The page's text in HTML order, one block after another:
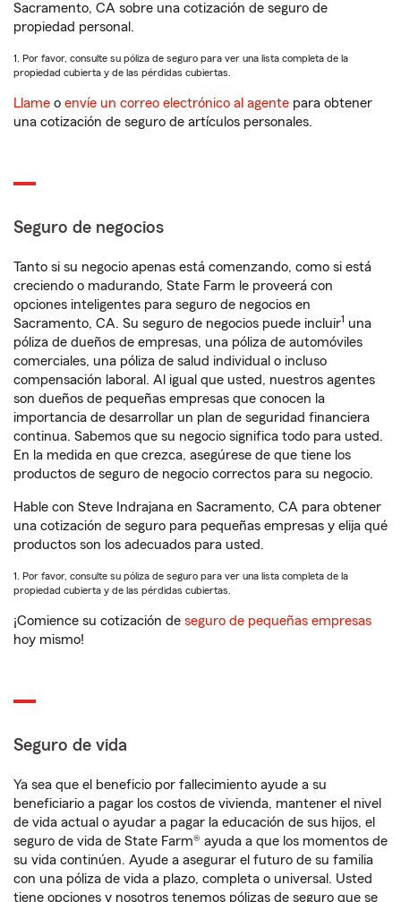
Sacramento, CA sobre una cotización de seguro de
propiedad personal.
1. Por favor, consulte su póliza de seguro para ver una lista completa de la
propiedad cubierta y de las pérdidas cubiertas.
Llame o envíe un correo electrónico al agente para obtener
una cotización de seguro de artículos personales.
Seguro de negocios
Tanto si su negocio apenas está comenzando, como si está
creciendo o madurando, State Farm le proveerá con
opciones inteligentes para seguro de negocios en
Sacramento, CA. Su seguro de negocios puede incluir1 una
póliza de dueños de empresas, una póliza de automóviles
comerciales, una póliza de salud individual o incluso
compensación laboral. Al igual que usted, nuestros agentes
son dueños de pequeñas empresas que conocen la
importancia de desarrollar un plan de seguridad financiera
continua. Sabemos que su negocio significa todo para usted.
En la medida en que crezca, asegúrese de que tiene los
productos de seguro de negocio correctos para su negocio.
Hable con Steve Indrajana en Sacramento, CA para obtener
una cotización de seguro para pequeñas empresas y elija qué
productos son los adecuados para usted.
1. Por favor, consulte su póliza de seguro para ver una lista completa de la
propiedad cubierta y de las pérdidas cubiertas.
¡Comience su cotización de seguro de pequeñas empresas
hoy mismo!
Seguro de vida
Ya sea que el beneficio por fallecimiento ayude a su
beneficiario a pagar los costos de vivienda, mantener el nivel
de vida actual o ayudar a pagar la educación de sus hijos, el
seguro de vida de State Farm® ayuda a que los momentos de
su vida continúen. Ayude a asegurar el futuro de su familia
con una póliza de vida a plazo, completa o universal. Usted
tiene opciones y nosotros tenemos pólizas de seguro que se